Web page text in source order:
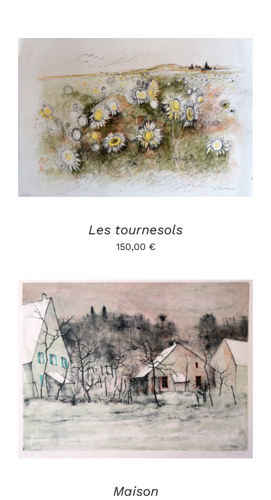
AJOUTER AU PANIER
/
DÉTAILS
Les tournesols
150,00 €
AJOUTER AU PANIER
/
DÉTAILS
Maison